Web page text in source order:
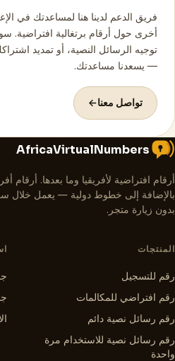
فريق الدعم لدينا هنا لمساعدتك في
أخرى حول أرقام برتغالية افتراضية.
توجيه الرسائل النصية، أو تمديد
— يسعدنا مساعدتك.
تواصل معنا→
AfricaVirtualNumbers
أرقام افتراضية لأفريقيا وما بعدها. أرقام
بدون زيارة متجر.
المنتجات
رقم للتسجيل
رقم افتراضي للمكالمات
رقم رسائل نصية دائم
رقم رسائل نصية للاستخدام مرة
واحدة